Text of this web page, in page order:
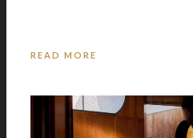
EKSPEDYCJA
READ MORE